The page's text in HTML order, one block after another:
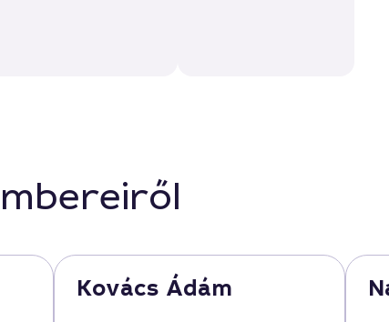
Kovács Ádám